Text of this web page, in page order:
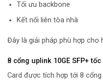
Tối ưu backbone
Kết nối liên tòa nhà
Đây là giải pháp phù hợp cho
8 cổng uplink 10GE SFP+
Card được tích hợp tới 8 cổng